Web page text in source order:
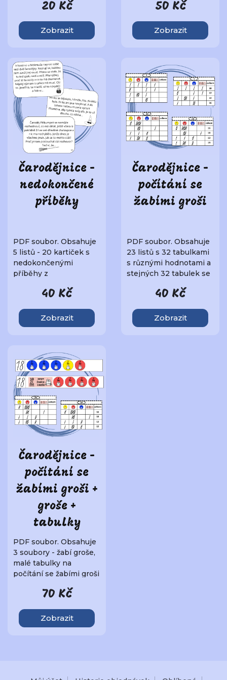
20 Kč
Zobrazit
50 Kč
Zobrazit
Čarodějnice -
nedokončené
příběhy
PDF soubor. Obsahuje
5 listů - 20 kartiček s
nedokončenými
příběhy z
prostředí.Jak s ..
40 Kč
Zobrazit
Čarodějnice -
počítání se
žabími groši
PDF soubor. Obsahuje
23 listů s 32 tabulkami
s různými hodnotami a
stejných 32 tabulek se
40 Kč
Zobrazit
Čarodějnice -
počítání se
žabími groši +
groše +
tabulky
PDF soubor. Obsahuje
3 soubory - žabí groše,
malé tabulky na
počítání se žabími groši
70 Kč
Zobrazit